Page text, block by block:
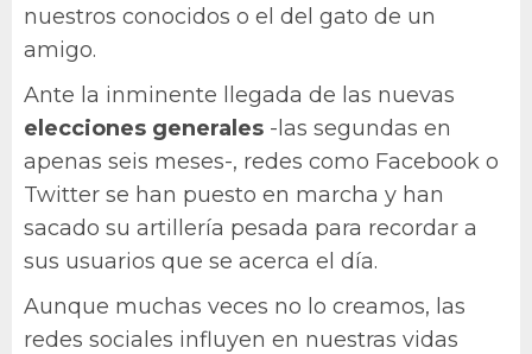
nuestros conocidos o el del gato de un
amigo.
Ante la inminente llegada de las nuevas
elecciones generales -las segundas en
apenas seis meses-, redes como Facebook o
Twitter se han puesto en marcha y han
sacado su artillería pesada para recordar a
sus usuarios que se acerca el día.
Aunque muchas veces no lo creamos, las
redes sociales influyen en nuestras vidas